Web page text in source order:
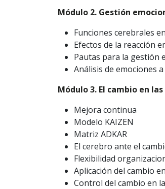
Módulo 2. Gestión
Funciones cerebrales
Efectos de la reacción
Pautas para la gestión
Análisis de emociones
Módulo 3. El cambio en
Mejora continua
Modelo KAIZEN
Matriz ADKAR
El cerebro ante el
Flexibilidad
Aplicación del cambio
Control del cambio en